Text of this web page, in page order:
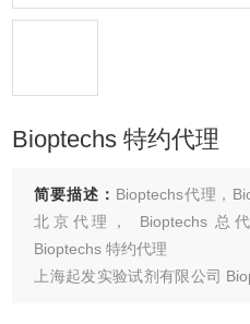
Bioptechs 特约代理
简要描述： Bioptechs代理，
北京代理， Bioptechs 总
Bioptechs 特约代理
上海起发实验试剂有限公司